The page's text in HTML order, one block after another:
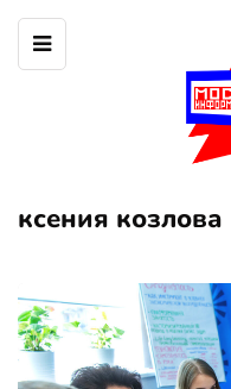
ксения козлова